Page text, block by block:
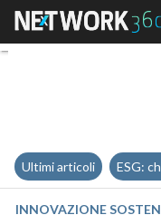
Ultimi articoli ESG:
INNOVAZIONE